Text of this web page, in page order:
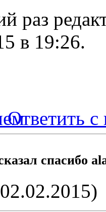
раз
в 19:26.
Ответить с
cпасибо